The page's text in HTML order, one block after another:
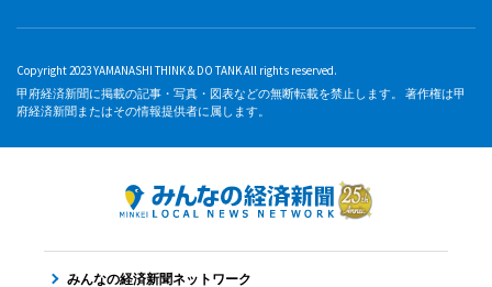
Copyright 2023 YAMANASHI THINK & DO TANK All rights reserved.
甲府経済新聞に掲載の記事・写真・図表などの無断転載を禁止します。 著作権は甲
府経済新聞またはその情報提供者に属します。
みんなの経済新聞ネットワーク